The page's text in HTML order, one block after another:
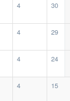
4 30
4 29
4 24
4 15